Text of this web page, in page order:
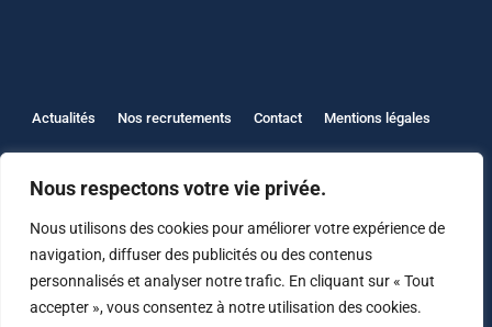
Nous respectons votre vie privée.
Nous utilisons des cookies pour améliorer votre expérience de
navigation, diffuser des publicités ou des contenus
personnalisés et analyser notre trafic. En cliquant sur « Tout
accepter », vous consentez à notre utilisation des cookies.
Actualités Nos recrutements Contact Mentions légales